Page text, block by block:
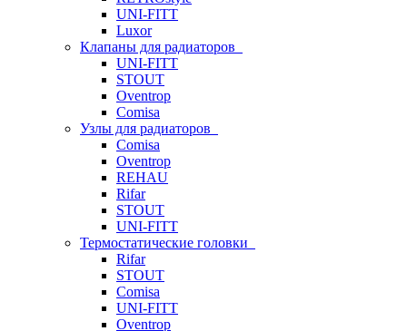
UNI-FITT
Luxor
Клапаны для радиаторов
UNI-FITT
STOUT
Oventrop
Comisa
Узлы для радиаторов
Comisa
Oventrop
REHAU
Rifar
STOUT
UNI-FITT
Термостатические головки
Rifar
STOUT
Comisa
UNI-FITT
Oventrop